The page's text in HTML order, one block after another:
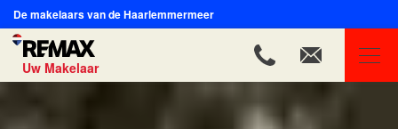
De makelaars van de Haarlemmermeer
Uw Makelaar